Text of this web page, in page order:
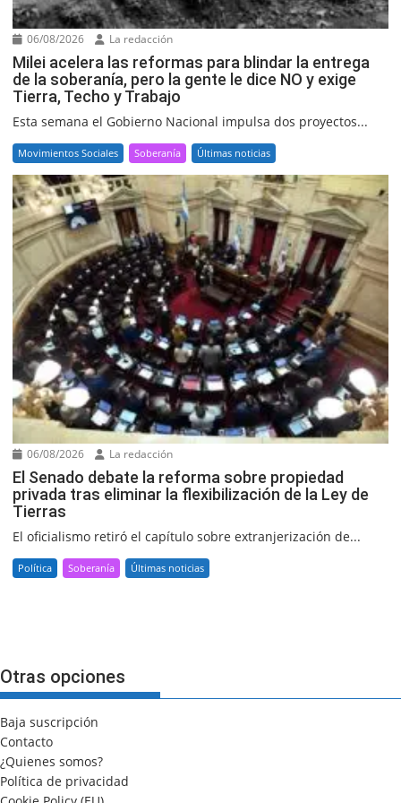
06/08/2026 La redacción
Milei acelera las reformas para blindar la entrega
de la soberanía, pero la gente le dice NO y exige
Tierra, Techo y Trabajo
Esta semana el Gobierno Nacional impulsa dos proyectos...
Movimientos Sociales Soberanía Últimas noticias
06/08/2026 La redacción
El Senado debate la reforma sobre propiedad
privada tras eliminar la flexibilización de la Ley de
Tierras
El oficialismo retiró el capítulo sobre extranjerización de...
Política Soberanía Últimas noticias
Otras opciones
Baja suscripción
Contacto
¿Quienes somos?
Política de privacidad